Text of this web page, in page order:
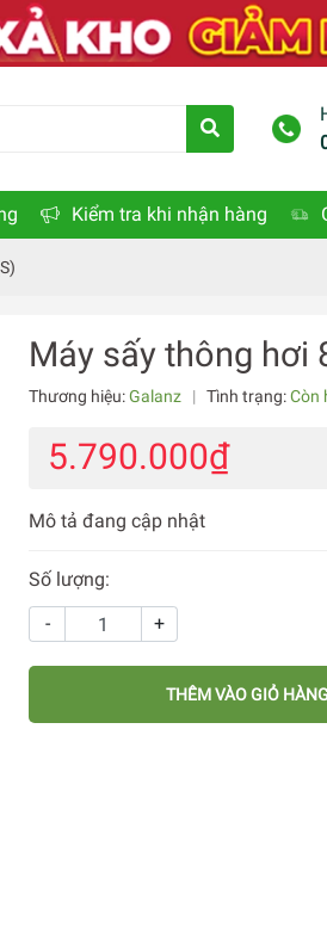
Kiểm tra khi nhận hàng
Máy sấy thông hơi
Thương hiệu:Galanz | Tình trạng:Còn
5.790.000₫
Mô tả đang cập nhật
Số lượng:
-
+
THÊM VÀO GIỎ HÀNG